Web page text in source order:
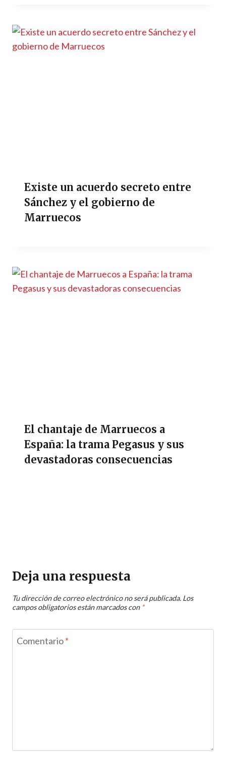
Existe un acuerdo secreto entre
Sánchez y el gobierno de
Marruecos
El chantaje de Marruecos a
España: la trama Pegasus y sus
devastadoras consecuencias
Deja una respuesta
Tu dirección de correo electrónico no será publicada. Los
campos obligatorios están marcados con *
Comentario*